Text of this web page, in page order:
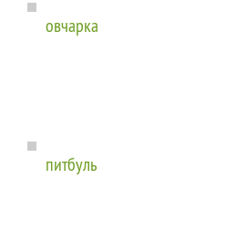
овчарка
питбуль